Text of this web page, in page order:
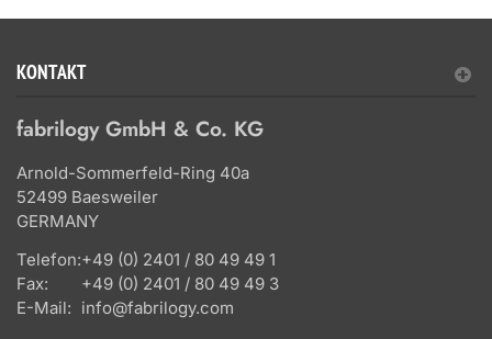
KONTAKT
fabrilogy GmbH & Co. KG
Arnold-Sommerfeld-Ring 40a
52499 Baesweiler
GERMANY
Telefon:+49 (0) 2401 / 80 49 49 1
Fax:
+49 (0) 2401 / 80 49 49 3
E-Mail: info@fabrilogy.com